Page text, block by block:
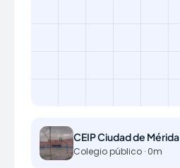
CEIP Ciudad de Mérida
Colegio público · 0m